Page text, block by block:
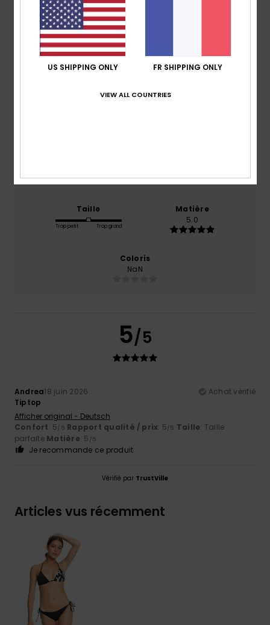
Avis clients
Note moyenne
5.0
Taille
Trop petit Trop grand
Matière
5.0
Coloris
NaN
5/5
Andrea18 juin 2026
Achat vérifié
Tiptop
Afficher original - Deutsch
Confort: 5/5 Rapport qualité / prix: 5/5 Taille: Taille
parfaite Matière: 5 /5
Je recommande ce produit
Vérifié par TrustVille
Articles vus récemment
US SHIPPING ONLY FR SHIPPING ONLY
VIEW ALL COUNTRIES